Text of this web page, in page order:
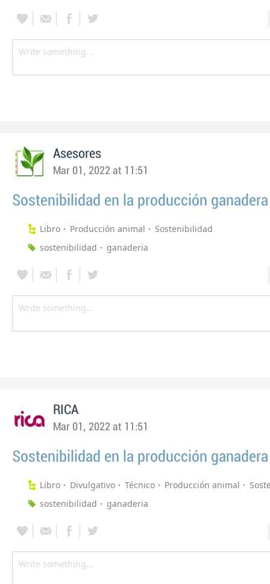
Asesores
Mar 01, 2022 at 11:51
Sostenibilidad en la producción ganadera
Libro Producción animal
Sostenibilidad
sostenibilidad
ganaderia
RICA
Mar 01, 2022 at 11:51
Sostenibilidad en la producción ganadera
Libro Divulgativo Técnico Producción animal
sostenibilidad
ganaderia